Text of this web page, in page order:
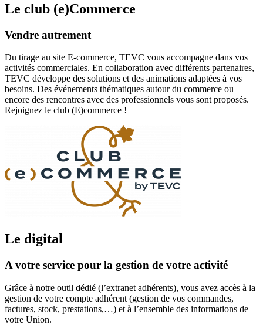
Le club (e)Commerce
Vendre autrement
Du tirage au site E-commerce, TEVC vous accompagne dans vos
activités commerciales. En collaboration avec différents partenaires,
TEVC développe des solutions et des animations adaptées à vos
besoins. Des événements thématiques autour du commerce ou
encore des rencontres avec des professionnels vous sont proposés.
Rejoignez le club (E)commerce !
Le digital
A votre service pour la gestion de votre activité
Grâce à notre outil dédié (l’extranet adhérents), vous avez accès à la
gestion de votre compte adhérent (gestion de vos commandes,
factures, stock, prestations,…) et à l’ensemble des informations de
votre Union.